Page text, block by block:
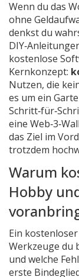
Wenn du das
ohne
denkst du
kostenlose
Kernkonzept:
Nutzen, die
es um ein
eine
das Ziel im
trotzdem
Warum
Hobby
Ein kostenloser
Werkzeuge du
und welche
erste